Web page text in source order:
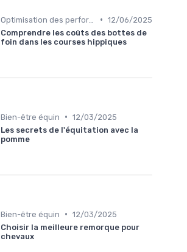
• 12/06/2025
Comprendre les coûts des bottes de
foin dans les courses hippiques
Bien-être équin • 12/03/2025
Les secrets de l'équitation avec la
pomme
Bien-être équin • 12/03/2025
Choisir la meilleure remorque pour
chevaux